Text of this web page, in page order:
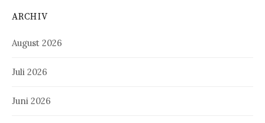
ARCHIV
August 2026
Juli 2026
Juni 2026